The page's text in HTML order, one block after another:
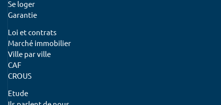
Se loger
Garantie
Loi et contrats
Marché immobilier
Ville par ville
CAF
CROUS
Etude